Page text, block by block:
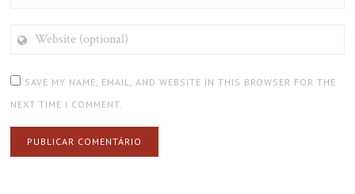
(OPTIONAL)
SAVE MY NAME, EMAIL, AND WEBSITE IN THIS BROWSER FOR THE
NEXT TIME I COMMENT.